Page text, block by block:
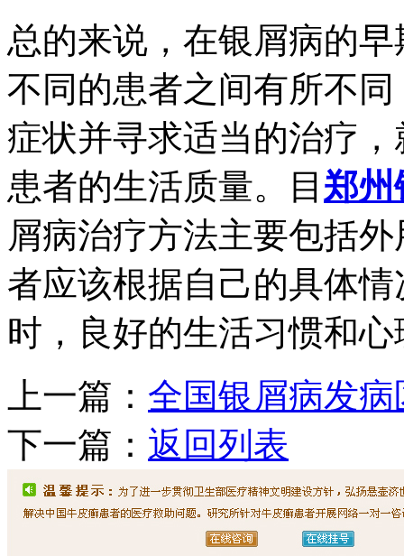
总的来说，在银屑病的
不同的患者之间有所不
症状并寻求适当的治疗
患者的生活质量。目 郑州
屑病治疗方法主要包括
者应该根据自己的具体
时，良好的生活习惯和
上一篇： 全国银屑病发病
下一篇： 返回列表